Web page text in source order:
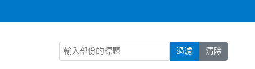
輸入部份的標題 過濾 清除